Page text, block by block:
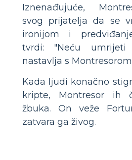
Iznenađujuće,
svog prijatelja da se
ironijom i
tvrdi: "Neću
nastavlja s
Kada ljudi konačno
kripte, Montresor ih
žbuka. On veže
zatvara ga živog.